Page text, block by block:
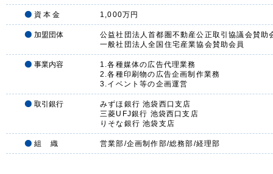
資 本 金 1,000万円
加盟団体
公益社団法人首都圏不動産公正取引協議会賛助
一般社団法人全国住宅産業協会賛助会員
事業内容
1.各種媒体の広告代理業務
2.各種印刷物の広告企画制作業務
3.イベント等の企画運営
取引銀行
みずほ銀行 池袋西口支店
三菱UFJ銀行 池袋西口支店
りそな銀行 池袋支店
組 織 営業部/企画制作部/総務部/経理部